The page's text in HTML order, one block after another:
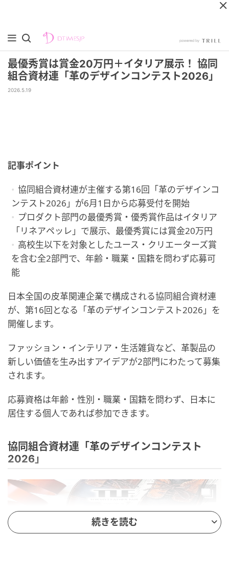
最優秀賞は賞金20万円＋イタリア展示！ 協同
組合資材連「革のデザインコンテスト2026」
2026.5.19
記事ポイント
協同組合資材連が主催する第16回「革のデザインコ
ンテスト2026」が6月1日から応募受付を開始
プロダクト部門の最優秀賞・優秀賞作品はイタリア
「リネアペッレ」で展示、最優秀賞には賞金20万円
高校生以下を対象としたユース・クリエーターズ賞
を含む全2部門で、年齢・職業・国籍を問わず応募可
能
日本全国の皮革関連企業で構成される協同組合資材連
が、第16回となる「革のデザインコンテスト2026」を
開催します。
ファッション・インテリア・生活雑貨など、革製品の
新しい価値を生み出すアイデアが2部門にわたって募集
されます。
応募資格は年齢・性別・職業・国籍を問わず、日本に
居住する個人であれば参加できます。
協同組合資材連「革のデザインコンテスト
2026」
続きを読む